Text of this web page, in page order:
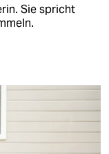
Sie spricht